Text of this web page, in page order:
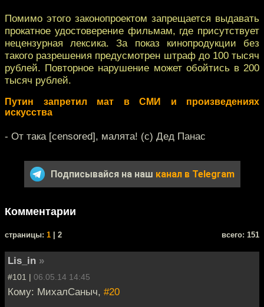
Помимо этого законопроектом запрещается выдавать
прокатное удостоверение фильмам, где присутствует
нецензурная лексика. За показ кинопродукции без
такого разрешения предусмотрен штраф до 100 тысяч
рублей. Повторное нарушение может обойтись в 200
тысяч рублей.
Путин запретил мат в СМИ и произведениях
искусства
- От така [censored], малята! (с) Дед Панас
Подписывайся на наш канал в Telegram
Комментарии
cтраницы: 1 | 2 всего: 151
Lis_in »
#101 | 06.05.14 14:45
Кому: МихалСаныч, #20